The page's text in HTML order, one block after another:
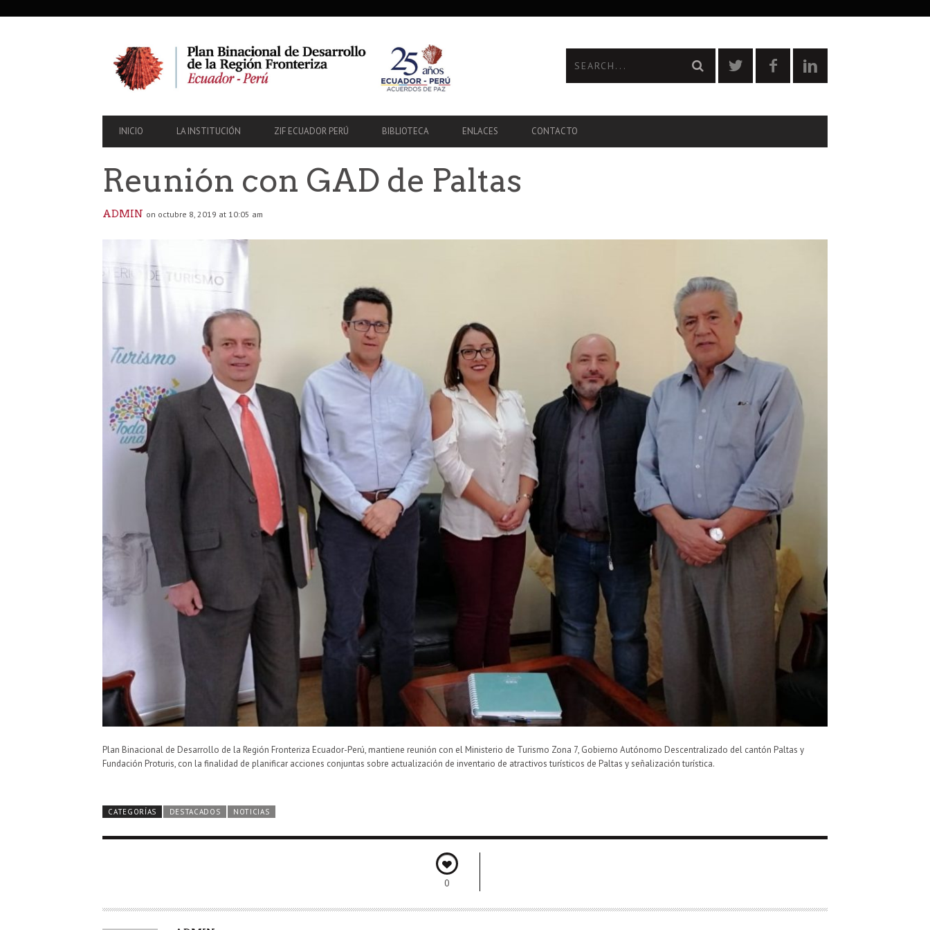
PRIMARY
NAVIGATION
INICIO LA INSTITUCIÓN ZIF ECUADOR PERÚ BIBLIOTECA ENLACES CONTACTO
Reunión con GAD de Paltas
ADMIN on octubre 8, 2019 at 10:05 am
Plan Binacional de Desarrollo de la Región Fronteriza Ecuador-Perú, mantiene reunión con el Ministerio de Turismo Zona 7, Gobierno Autónomo Descentralizado del cantón Paltas y
Fundación Proturis, con la finalidad de planificar acciones conjuntas sobre actualización de inventario de atractivos turísticos de Paltas y señalización turística.
CATEGORÍAS DESTACADOS NOTICIAS
0